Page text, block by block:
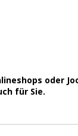
oder
für Sie.